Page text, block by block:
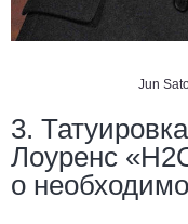
Jun
3.
Лоуренс
о